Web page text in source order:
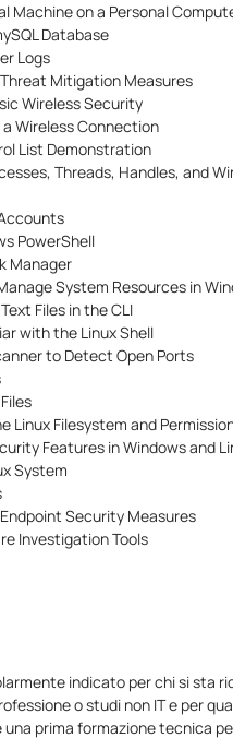
Machine on a Personal
Database
Logs
Mitigation Measures
Wireless Security
Wireless Connection
List Demonstration
Threads, Handles, and
PowerShell
Manager
System Resources in
Files in the CLI
with the Linux Shell
to Detect Open Ports
Linux Filesystem and
Features in Windows and
System
Security Measures
Investigation Tools
indicato per chi si sta
o studi non IT e per
prima formazione tecnica